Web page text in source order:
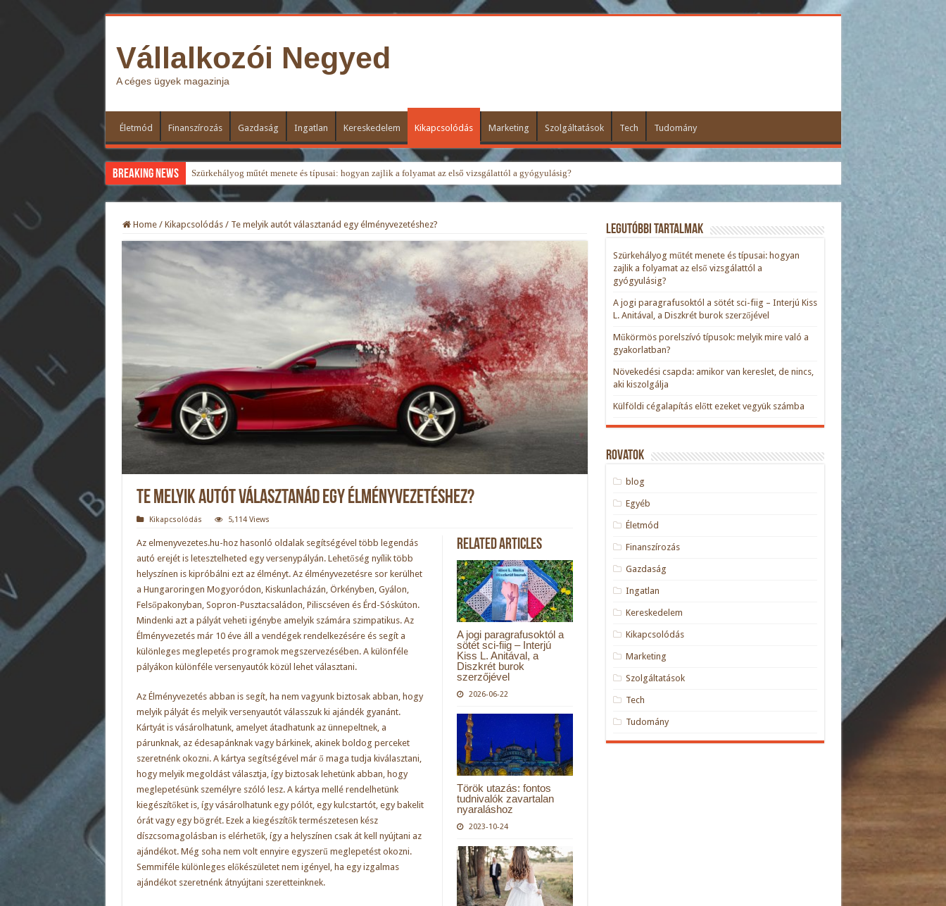
Vállalkozói Negyed
A céges ügyek magazinja
Életmód Finanszírozás Gazdaság Ingatlan Kereskedelem Kikapcsolódás Marketing Szolgáltatások Tech Tudomány
Breaking News Szürkehályog műtét menete és típusai: hogyan zajlik a folyamat az első vizsgálattól a gyógyulásig?
Home / Kikapcsolódás / Te melyik autót választanád egy élményvezetéshez?
Te melyik autót választanád egy élményvezetéshez?
Kikapcsolódás 5,114 Views
Related Articles
A jogi paragrafusoktól a
sötét sci-fiig – Interjú
Kiss L. Anitával, a
Diszkrét burok
szerzőjével
2026-06-22
Török utazás: fontos
tudnivalók zavartalan
nyaraláshoz
2023-10-24
Az elmenyvezetes.hu-hoz hasonló oldalak segítségével több legendás
autó erejét is letesztelheted egy versenypályán. Lehetőség nyílik több
helyszínen is kipróbálni ezt az élményt. Az élményvezetésre sor kerülhet
a Hungaroringen Mogyoródon, Kiskunlacházán, Örkényben, Gyálon,
Felsőpakonyban, Sopron-Pusztacsaládon, Piliscséven és Érd-Sóskúton.
Mindenki azt a pályát veheti igénybe amelyik számára szimpatikus. Az
Élményvezetés már 10 éve áll a vendégek rendelkezésére és segít a
különleges meglepetés programok megszervezésében. A különféle
pályákon különféle versenyautók közül lehet választani.
Az Élményvezetés abban is segít, ha nem vagyunk biztosak abban, hogy
melyik pályát és melyik versenyautót válasszuk ki ajándék gyanánt.
Kártyát is vásárolhatunk, amelyet átadhatunk az ünnepeltnek, a
párunknak, az édesapánknak vagy bárkinek, akinek boldog perceket
szeretnénk okozni. A kártya segítségével már ő maga tudja kiválasztani,
hogy melyik megoldást választja, így biztosak lehetünk abban, hogy
meglepetésünk személyre szóló lesz. A kártya mellé rendelhetünk
kiegészítőket is, így vásárolhatunk egy pólót, egy kulcstartót, egy bakelit
órát vagy egy bögrét. Ezek a kiegészítők természetesen kész
díszcsomagolásban is elérhetők, így a helyszínen csak át kell nyújtani az
ajándékot. Még soha nem volt ennyire egyszerű meglepetést okozni.
Semmiféle különleges előkészületet nem igényel, ha egy izgalmas
ajándékot szeretnénk átnyújtani szeretteinknek.
Legutóbbi tartalmak
Szürkehályog műtét menete és típusai: hogyan
zajlik a folyamat az első vizsgálattól a
gyógyulásig?
A jogi paragrafusoktól a sötét sci-fiig – Interjú Kiss
L. Anitával, a Diszkrét burok szerzőjével
Műkörmös porelszívó típusok: melyik mire való a
gyakorlatban?
Növekedési csapda: amikor van kereslet, de nincs,
aki kiszolgálja
Külföldi cégalapítás előtt ezeket vegyük számba
Rovatok
blog
Egyéb
Életmód
Finanszírozás
Gazdaság
Ingatlan
Kereskedelem
Kikapcsolódás
Marketing
Szolgáltatások
Tech
Tudomány